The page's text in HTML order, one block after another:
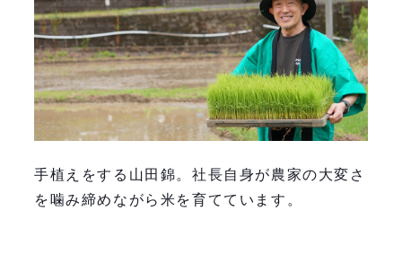
手植えをする山田錦。社長自身が農家の大変さ
を噛み締めながら米を育てています。